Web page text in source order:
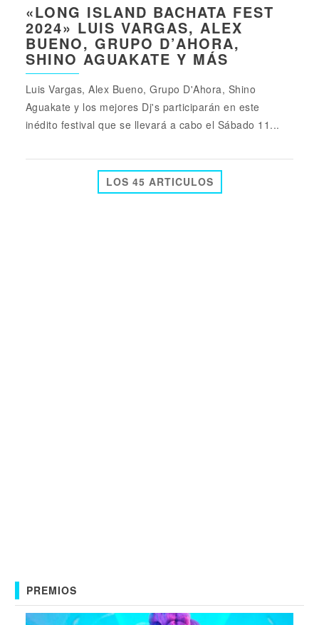
«LONG ISLAND BACHATA FEST
2024» LUIS VARGAS, ALEX
BUENO, GRUPO D’AHORA,
SHINO AGUAKATE Y MÁS
Luis Vargas, Alex Bueno, Grupo D'Ahora, Shino
Aguakate y los mejores Dj's participarán en este
inédito festival que se llevará a cabo el Sábado 11...
LOS 45 ARTICULOS
PREMIOS